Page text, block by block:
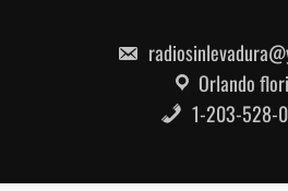
Orlando
1-203-528-